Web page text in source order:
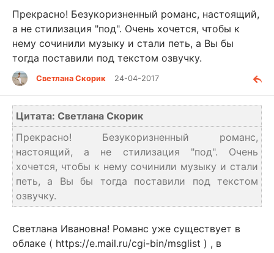
Прекрасно! Безукоризненный романс, настоящий,
а не стилизация "под". Очень хочется, чтобы к
нему сочинили музыку и стали петь, а Вы бы
тогда поставили под текстом озвучку.
Светлана Скорик 24-04-2017
Цитата: Светлана Скорик
Прекрасно! Безукоризненный романс,
настоящий, а не стилизация "под". Очень
хочется, чтобы к нему сочинили музыку и стали
петь, а Вы бы тогда поставили под текстом
озвучку.
Светлана Ивановна! Романс уже существует в
облаке ( https://e.mail.ru/cgi-bin/msglist ) , в